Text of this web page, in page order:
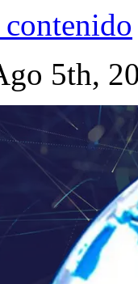
5th,